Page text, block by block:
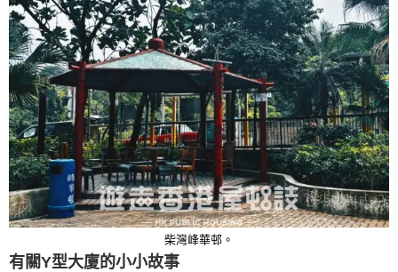
柴灣峰華邨。
有關Y型大廈的小小故事